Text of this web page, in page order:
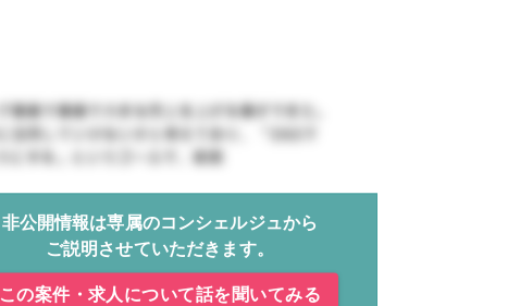
非公開情報は専属のコンシェルジュから
ご説明させていただきます。
この案件・求人について話を聞いてみる